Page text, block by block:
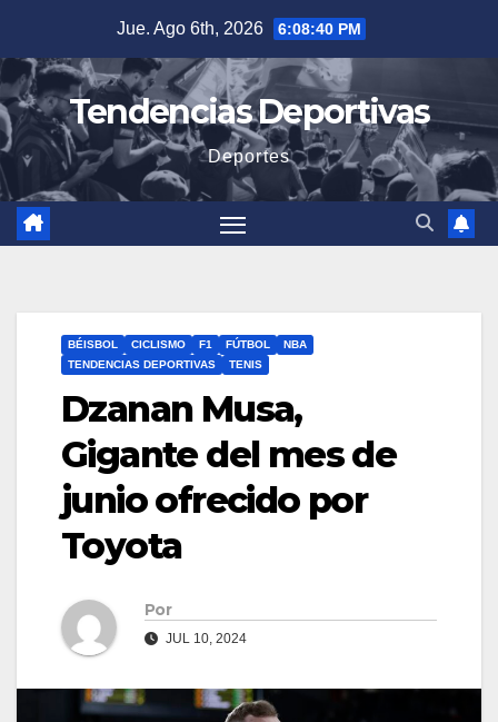
contenido
Jue. Ago 6th, 2026 6:08:41 PM
Tendencias Deportivas
Deportes
BÉISBOL CICLISMO F1 FÚTBOL
NBA
TENDENCIAS DEPORTIVAS
TENIS
Dzanan Musa,
Gigante del mes de
junio ofrecido por
Toyota
Por
JUL 10, 2024